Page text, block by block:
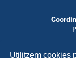
Utilitzem cookies